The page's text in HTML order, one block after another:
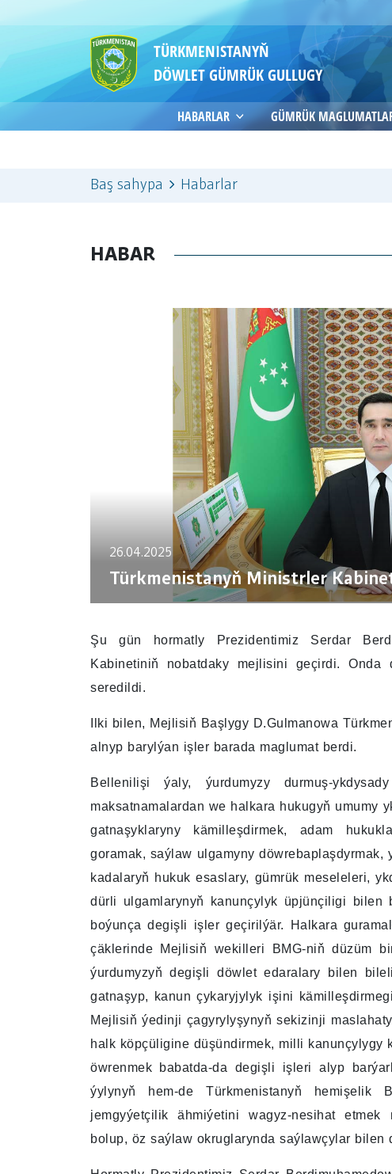
TÜRKMENISTANYŇ
DÖWLET GÜMRÜK GULLUGY
HABARLAR GÜMRÜK
Baş sahypa Habarlar
HABAR
26.04.2025
Türkmenistanyň Ministrler
Şu gün hormatly Prezidentimiz Serdar
Kabinetiniň nobatdaky mejlisini geçirdi.
seredildi.
Ilki bilen, Mejlisiň Başlygy D.Gulmanowa
alnyp barylýan işler barada maglumat berdi.
Bellenilişi ýaly, ýurdumyzy durmuş-
maksatnamalardan we halkara hukugyň umumy
gatnaşyklaryny kämilleşdirmek, adam
goramak, saýlaw ulgamyny
kadalaryň hukuk esaslary, gümrük meseleleri,
dürli ulgamlarynyň kanunçylyk üpjünçiligi bilen
boýunça degişli işler geçirilýär. Halkara
çäklerinde Mejlisiň wekilleri BMG-niň düzüm
ýurdumyzyň degişli döwlet edaralary bilen
gatnaşyp, kanun çykaryjylyk işini
Mejlisiň ýedinji çagyrylyşynyň sekizinji
halk köpçüligine düşündirmek, milli
öwrenmek babatda-da degişli işleri alyp
ýylynyň hem-de Türkmenistanyň hemişelik
jemgyýetçilik ähmiýetini wagyz-nesihat
bolup, öz saýlaw okruglarynda saýlawçylar bilen